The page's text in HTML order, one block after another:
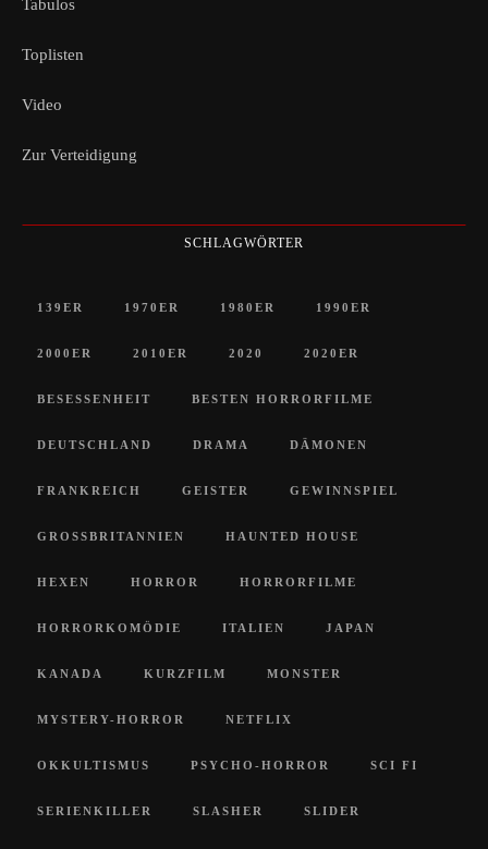
Tabulos
Toplisten
Video
Zur Verteidigung
SCHLAGWÖRTER
139ER 1970ER 1980ER 1990ER
2000ER 2010ER 2020 2020ER
BESESSENHEIT BESTEN HORRORFILME
DEUTSCHLAND DRAMA DÄMONEN
FRANKREICH GEISTER GEWINNSPIEL
GROSSBRITANNIEN HAUNTED HOUSE
HEXEN HORROR HORRORFILME
HORRORKOMÖDIE ITALIEN JAPAN
KANADA KURZFILM MONSTER
MYSTERY-HORROR NETFLIX
OKKULTISMUS PSYCHO-HORROR SCI FI
SERIENKILLER SLASHER SLIDER